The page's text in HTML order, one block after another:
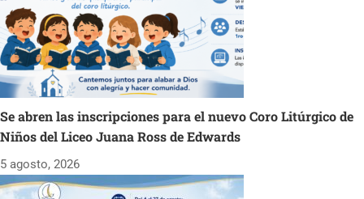
Se abren las inscripciones para el nuevo Coro Litúrgico de
Niños del Liceo Juana Ross de Edwards
5 agosto, 2026